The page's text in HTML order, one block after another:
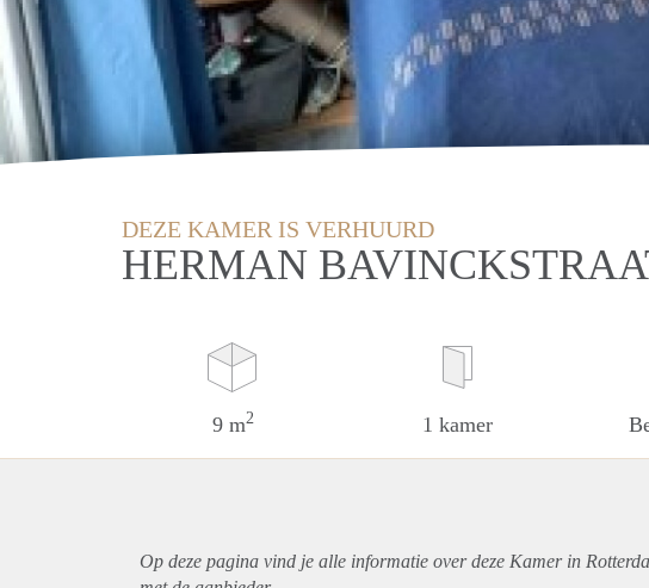
DEZE KAMER IS VERHUURD
HERMAN
9 m2 1 kamer
Op deze pagina vind je alle informatie over deze Kamer in